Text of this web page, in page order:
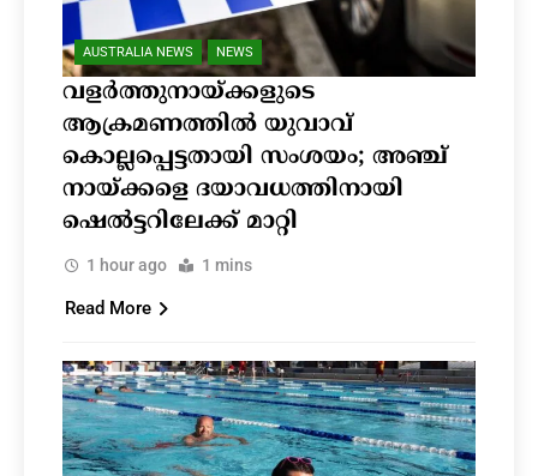
AUSTRALIA NEWS NEWS
വളർത്തുനായ്ക്കളുടെ
ആക്രമണത്തിൽ യുവാവ്
കൊല്ലപ്പെട്ടതായി സംശയം; അഞ്ച്
നായ്ക്കളെ ദയാവധത്തിനായി
ഷെൽട്ടറിലേക്ക് മാറ്റി
1 hour ago 1 mins
Read More